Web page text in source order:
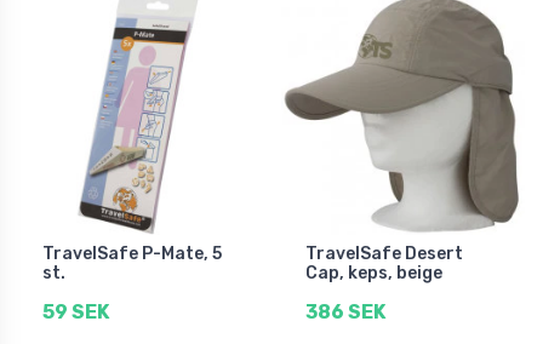
TravelSafe P-Mate, 5
st.
59 SEK
TravelSafe Desert
Cap, keps, beige
386 SEK